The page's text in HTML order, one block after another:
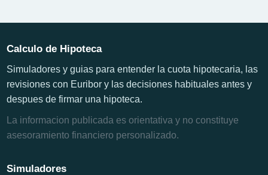
Calculo de Hipoteca
Simuladores y guias para entender la cuota hipotecaria, las
revisiones con Euribor y las decisiones habituales antes y
despues de firmar una hipoteca.
La informacion publicada es orientativa y no constituye
asesoramiento financiero personalizado.
Simuladores